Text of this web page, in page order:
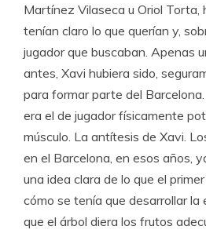
Martínez Vilaseca u Oriol Torta,
tenían claro lo que querían y,
jugador que buscaban. Apenas
antes, Xavi hubiera sido,
para formar parte del
era el de jugador físicamente
músculo. La antítesis de Xavi.
en el Barcelona, en esos años,
una idea clara de lo que el
cómo se tenía que desarrollar la
que el árbol diera los frutos